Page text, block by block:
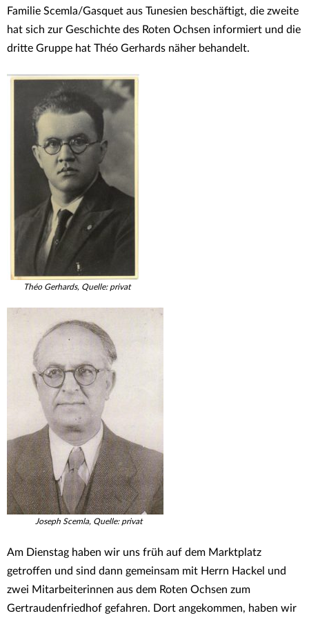
Familie Scemla/Gasquet aus Tunesien beschäftigt, die zweite
hat sich zur Geschichte des Roten Ochsen informiert und die
dritte Gruppe hat Théo Gerhards näher behandelt.
Théo Gerhards, Quelle: privat
Joseph Scemla, Quelle: privat
Am Dienstag haben wir uns früh auf dem Marktplatz
getroffen und sind dann gemeinsam mit Herrn Hackel und
zwei Mitarbeiterinnen aus dem Roten Ochsen zum
Gertraudenfriedhof gefahren. Dort angekommen, haben wir